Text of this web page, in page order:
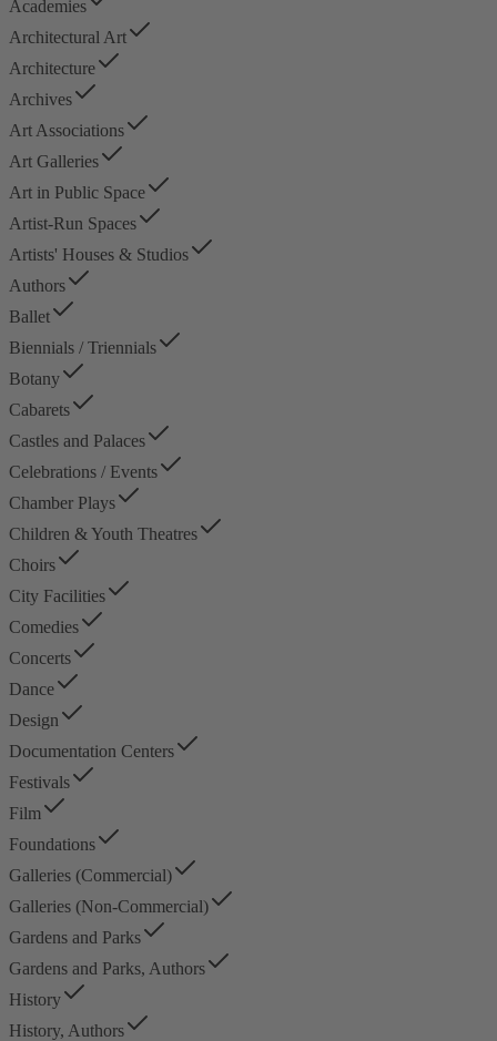
Academies
Architectural Art
Architecture
Archives
Art Associations
Art Galleries
Art in Public Space
Artist-Run Spaces
Artists' Houses & Studios
Authors
Ballet
Biennials / Triennials
Botany
Cabarets
Castles and Palaces
Celebrations / Events
Chamber Plays
Children & Youth Theatres
Choirs
City Facilities
Comedies
Concerts
Dance
Design
Documentation Centers
Festivals
Film
Foundations
Galleries (Commercial)
Galleries (Non-Commercial)
Gardens and Parks
Gardens and Parks, Authors
History
History, Authors